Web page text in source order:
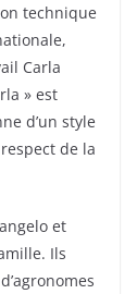
technique
Carla
» est
d’un style
de la
et
Ils